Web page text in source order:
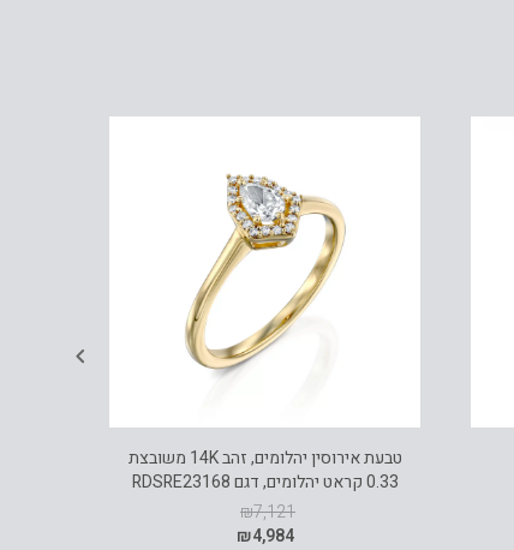
טבעת אירוסין יהלומים, זהב 14K משובצת
0.33 קראט יהלומים, דגם RDSRE23168
₪7,121
₪4,984